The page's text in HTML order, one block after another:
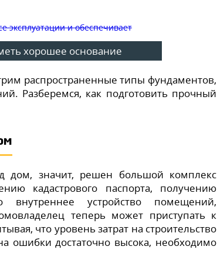
хорошее основание
распространенные типы фундаментов,
Разберемся, как подготовить прочный
дом, значит, решен большой комплекс
кадастрового паспорта, получению
устройство помещений,
теперь может приступать к
что уровень затрат на строительство
ошибки достаточно высока, необходимо